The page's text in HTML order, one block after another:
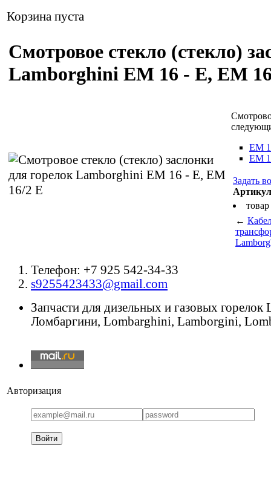
Корзина пуста
Смотровое стекло (стекло)
Lamborghini ЕМ 16 - Е, ЕМ
EM
EM
Задать
←
Телефон: +7 925 542-34-33
s9255423433@gmail.com
Запчасти для дизельных и газовых
Ломбаргини, Lombarghini, Lamborgini,
Авторизация